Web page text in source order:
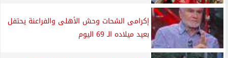
إكرامى الشحات وحش الأهلى والفراعنة يحتفل
بعيد ميلاده الـ 69 اليوم